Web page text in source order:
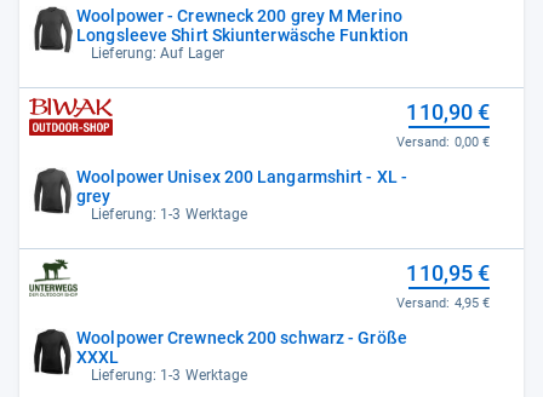
Woolpower - Crewneck 200 grey M Merino
Longsleeve Shirt Skiunterwäsche Funktion
Lieferung: Auf Lager
Woolpower Unisex 200 Langarmshirt - XL -
grey
Lieferung: 1-3 Werktage
110,90 €
Versand: 0,00 €
Woolpower Crewneck 200 schwarz - Größe
XXXL
Lieferung: 1-3 Werktage
110,95 €
Versand: 4,95 €